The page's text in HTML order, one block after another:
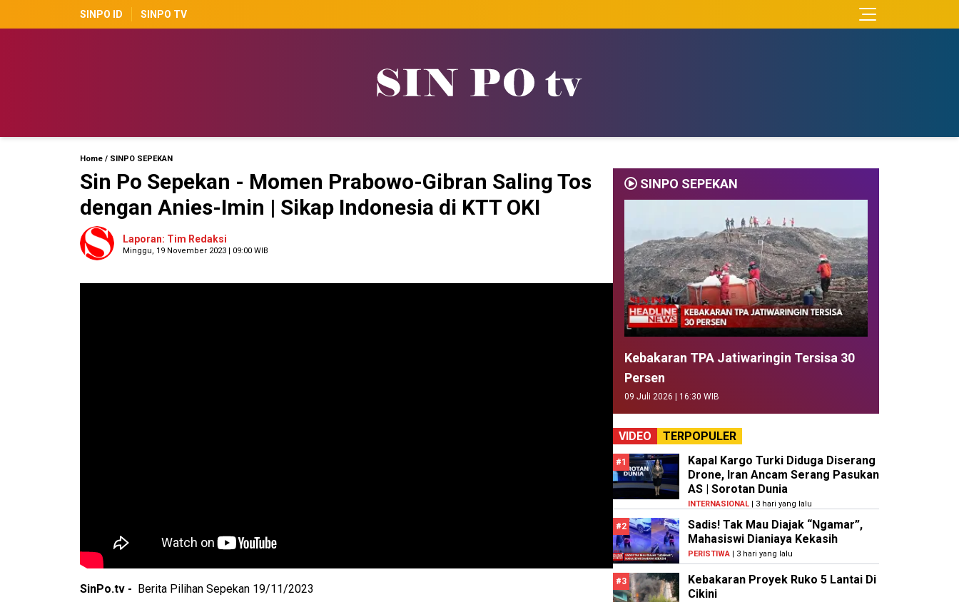
SINPO ID SINPO TV
Home / SINPO SEPEKAN
Sin Po Sepekan - Momen Prabowo-Gibran Saling Tos
dengan Anies-Imin | Sikap Indonesia di KTT OKI
Laporan: Tim Redaksi
Minggu, 19 November 2023 | 09:00 WIB
SinPo.tv - Berita Pilihan Sepekan 19/11/2023
SINPO SEPEKAN
Kebakaran TPA Jatiwaringin Tersisa 30
Persen
09 Juli 2026 | 16:30 WIB
VIDEO TERPOPULER
#1
Kapal Kargo Turki Diduga Diserang
Drone, Iran Ancam Serang Pasukan
AS | Sorotan Dunia
INTERNASIONAL| 3 hari yang lalu
#2
Sadis! Tak Mau Diajak “Ngamar”,
Mahasiswi Dianiaya Kekasih
PERISTIWA| 3 hari yang lalu
#3
Kebakaran Proyek Ruko 5 Lantai Di
Cikini